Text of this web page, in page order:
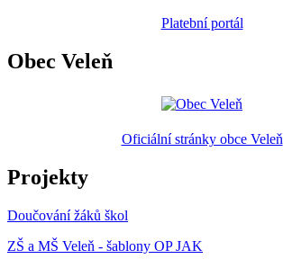
Platební portál
Obec Veleň
Oficiální stránky obce Veleň
Projekty
Doučování žáků škol
ZŠ a MŠ Veleň - šablony OP JAK